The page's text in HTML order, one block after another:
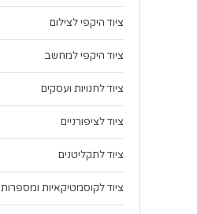
ציוד היקפי לצילום
ציוד היקפי למחשב
ציוד לחנויות ועסקים
ציוד לציפורניים
ציוד לתקליטנים
ציוד לקוסמטיקאיות ומספרות